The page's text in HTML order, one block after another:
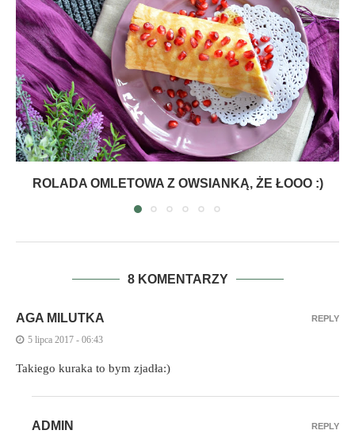
ROLADA OMLETOWA Z OWSIANKĄ, ŻE ŁOOO :)
8 KOMENTARZY
AGA MILUTKA
5 lipca 2017 - 06:43
Takiego kuraka to bym zjadła:)
REPLY
ADMIN REPLY